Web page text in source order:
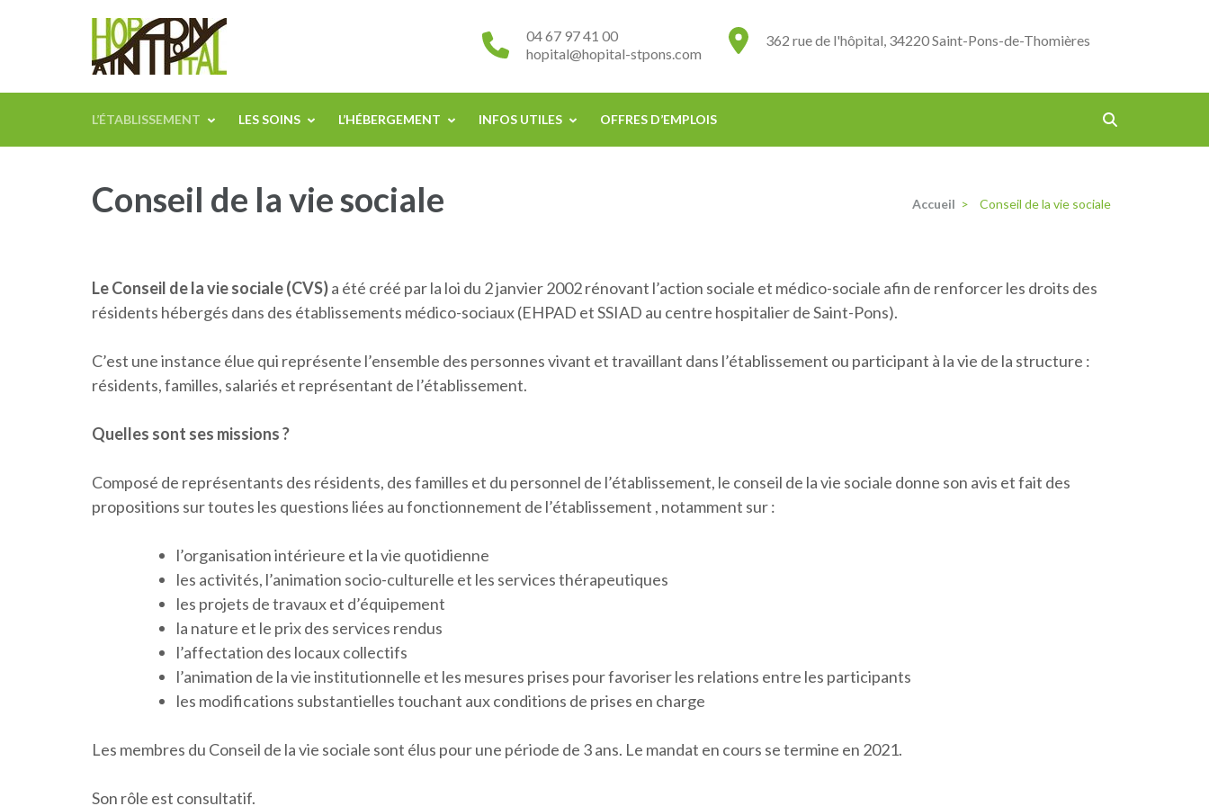
Centre Hospitalier de Saint-Pons de Thomières 362 rue de l'hôpital, 34220 Saint-Pons-de-Thomières
04 67 97 41 00
hopital@hopital-stpons.com
L’ÉTABLISSEMENT LES SOINS L’HÉBERGEMENT INFOS UTILES OFFRES D’EMPLOIS
Conseil de la vie sociale Accueil > Conseil de la vie sociale
Le Conseil de la vie sociale (CVS)a été créé par la loi du 2 janvier 2002 rénovant l’action sociale et médico-sociale afin de renforcer les droits des
résidents hébergés dans des établissements médico-sociaux (EHPAD et SSIAD au centre hospitalier de Saint-Pons).
C’est une instance élue qui représente l’ensemble des personnes vivant et travaillant dans l’établissement ou participant à la vie de la structure :
résidents, familles, salariés et représentant de l’établissement.
Quelles sont ses missions ?
Composé de représentants des résidents, des familles et du personnel de l’établissement, le conseil de la vie sociale donne son avis et fait des
propositions sur toutes les questions liées au fonctionnement de l’établissement , notamment sur :
l’organisation intérieure et la vie quotidienne
les activités, l’animation socio-culturelle et les services thérapeutiques
les projets de travaux et d’équipement
la nature et le prix des services rendus
l’affectation des locaux collectifs
l’animation de la vie institutionnelle et les mesures prises pour favoriser les relations entre les participants
les modifications substantielles touchant aux conditions de prises en charge
Les membres du Conseil de la vie sociale sont élus pour une période de 3 ans. Le mandat en cours se termine en 2021.
Son rôle est consultatif.